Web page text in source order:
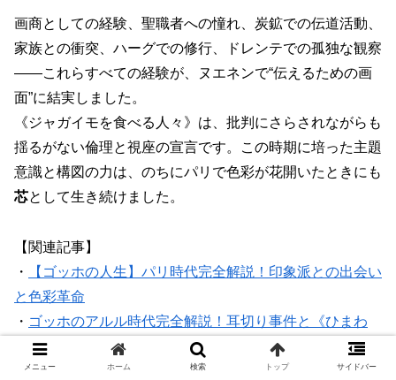
画商としての経験、聖職者への憧れ、炭鉱での伝道活動、
家族との衝突、ハーグでの修行、ドレンテでの孤独な観察
――これらすべての経験が、ヌエネンで“伝えるための画
面”に結実しました。
《ジャガイモを食べる人々》は、批判にさらされながらも
揺るがない倫理と視座の宣言です。この時期に培った主題
意識と構図の力は、のちにパリで色彩が花開いたときにも
芯として生き続けました。
【関連記事】
・
【ゴッホの人生】パリ時代完全解説！印象派との出会い
と色彩革命
・ ゴッホのアルル時代完全解説！耳切り事件と《ひまわ
り》誕生の背景
・ゴッホのサン＝レミ療養所時代完全解説！《星月夜》
メニュー ホーム 検索 トップ サイドバー